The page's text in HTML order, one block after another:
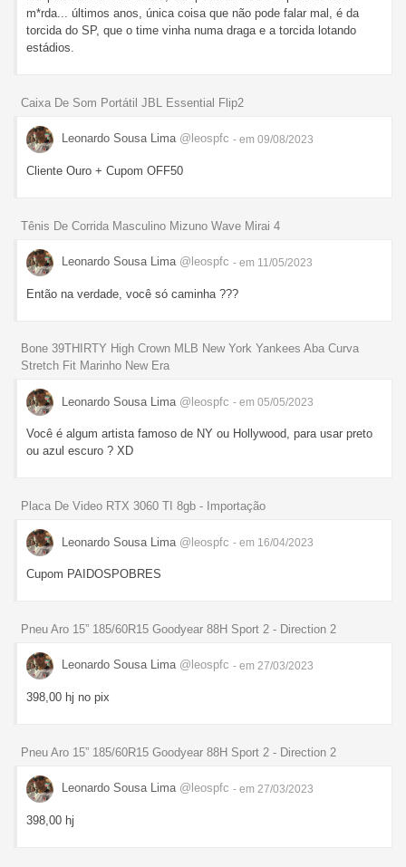
m*rda... últimos anos, única coisa que não pode falar mal, é da
torcida do SP, que o time vinha numa draga e a torcida lotando
estádios.
Caixa De Som Portátil JBL Essential Flip2
Leonardo Sousa Lima @leospfc - em 09/08/2023
Cliente Ouro + Cupom OFF50
Tênis De Corrida Masculino Mizuno Wave Mirai 4
Leonardo Sousa Lima @leospfc - em 11/05/2023
Então na verdade, você só caminha ???
Bone 39THIRTY High Crown MLB New York Yankees Aba Curva
Stretch Fit Marinho New Era
Leonardo Sousa Lima @leospfc - em 05/05/2023
Você é algum artista famoso de NY ou Hollywood, para usar preto
ou azul escuro ? XD
Placa De Video RTX 3060 TI 8gb - Importação
Leonardo Sousa Lima @leospfc - em 16/04/2023
Cupom PAIDOSPOBRES
Pneu Aro 15” 185/60R15 Goodyear 88H Sport 2 - Direction 2
Leonardo Sousa Lima @leospfc - em 27/03/2023
398,00 hj no pix
Pneu Aro 15” 185/60R15 Goodyear 88H Sport 2 - Direction 2
Leonardo Sousa Lima @leospfc - em 27/03/2023
398,00 hj